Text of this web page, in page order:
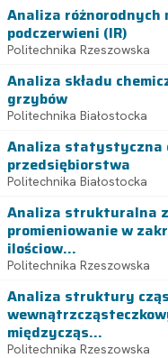
Analiza różnorodnych
podczerwieni (IR)
Politechnika Rzeszowska
Analiza składu
grzybów
Politechnika Białostocka
Analiza statystyczna
przedsiębiorstwa
Politechnika Białostocka
Analiza strukturalna
promieniowanie w
ilościow...
Politechnika Rzeszowska
Analiza struktury
międzycząs...
Politechnika Rzeszowska